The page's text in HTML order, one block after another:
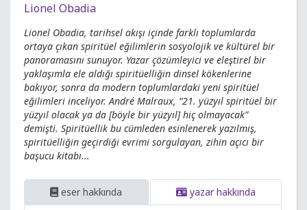
Lionel Obadia
Lionel Obadia, tarihsel akışı içinde farklı toplumlarda
ortaya çıkan spiritüel eğilimlerin sosyolojik ve kültürel bir
panoramasını sunuyor. Yazar çözümleyici ve eleştirel bir
yaklaşımla ele aldığı spiritüelliğin dinsel kökenlerine
bakıyor, sonra da modern toplumlardaki yeni spiritüel
eğilimleri inceliyor. André Malraux, “21. yüzyıl spiritüel bir
yüzyıl olacak ya da [böyle bir yüzyıl] hiç olmayacak”
demişti. Spiritüellik bu cümleden esinlenerek yazılmış,
spiritüelliğin geçirdiği evrimi sorgulayan, zihin açıcı bir
başucu kitabı...
eser hakkında
yazar hakkında